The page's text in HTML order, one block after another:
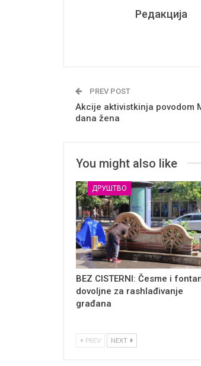
Редакција
PREV POST
Akcije aktivistkinja povodom
dana žena
You might also like
ДРУШТВО
BEZ CISTERNI: Česme i
dovoljne za rashlađivanje
građana
PREV NEXT